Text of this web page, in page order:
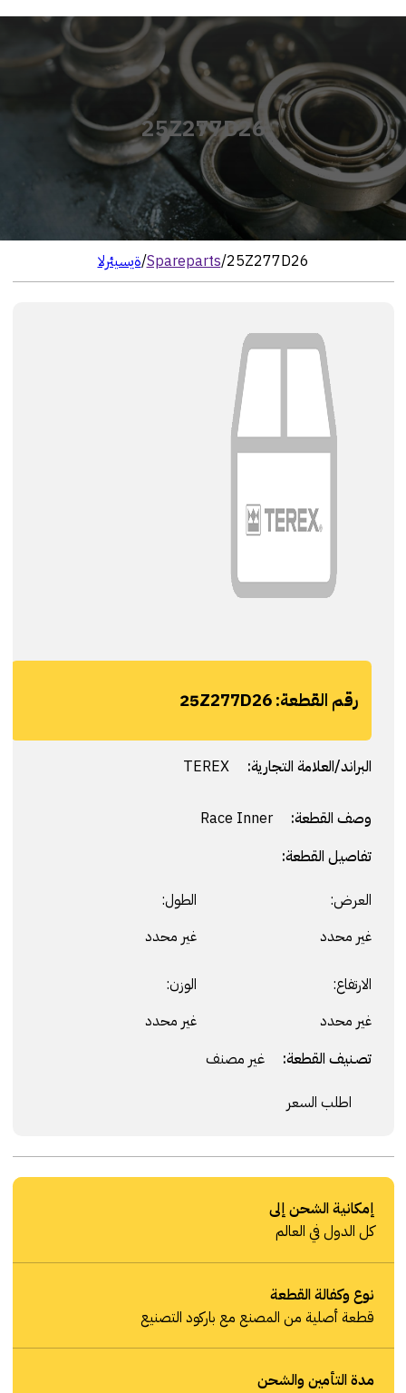
25Z277D26
الرئيسية/Spareparts/25Z277D26
رقم القطعة:25Z277D26
البراند/العلامة التجارية: TEREX
وصف القطعة:
Race Inner
تفاصيل القطعة:
العرض:
غير محدد
الطول:
غير محدد
الارتفاع:
غير محدد
الوزن:
غير محدد
تصنيف القطعة: غير مصنف
اطلب السعر
إمكانية الشحن إلى
كل الدول في العالم
نوع وكفالة القطعة
قطعة أصلية من المصنع مع باركود التصنيع
مدة التأمين والشحن